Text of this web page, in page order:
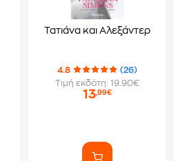
Τατιάνα και Αλεξάντερ
4.8
(26)
Τιμή εκδότη: 19.90€
13,99€